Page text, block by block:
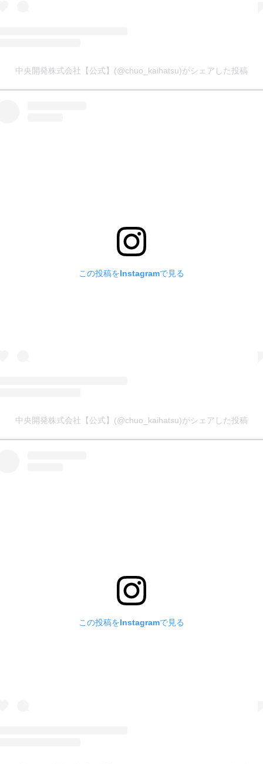
中央開発株式会社【公式】(@chuo_kaihatsu)がシェアした投稿
この投稿をInstagramで見る
中央開発株式会社【公式】(@chuo_kaihatsu)がシェアした投稿
この投稿をInstagramで見る